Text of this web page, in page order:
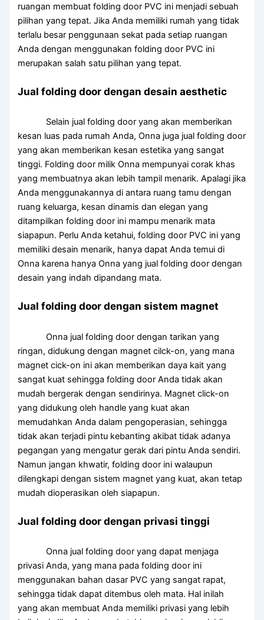
ruangan membuat folding door PVC ini menjadi sebuah
pilihan yang tepat. Jika Anda memiliki rumah yang tidak
terlalu besar penggunaan sekat pada setiap ruangan
Anda dengan menggunakan folding door PVC ini
merupakan salah satu pilihan yang tepat.
Jual folding door dengan desain aesthetic
Selain jual folding door yang akan memberikan
kesan luas pada rumah Anda, Onna juga jual folding door
yang akan memberikan kesan estetika yang sangat
tinggi. Folding door milik Onna mempunyai corak khas
yang membuatnya akan lebih tampil menarik. Apalagi jika
Anda menggunakannya di antara ruang tamu dengan
ruang keluarga, kesan dinamis dan elegan yang
ditampilkan folding door ini mampu menarik mata
siapapun. Perlu Anda ketahui, folding door PVC ini yang
memiliki desain menarik, hanya dapat Anda temui di
Onna karena hanya Onna yang jual folding door dengan
desain yang indah dipandang mata.
Jual folding door dengan sistem magnet
Onna jual folding door dengan tarikan yang
ringan, didukung dengan magnet cilck-on, yang mana
magnet cick-on ini akan memberikan daya kait yang
sangat kuat sehingga folding door Anda tidak akan
mudah bergerak dengan sendirinya. Magnet click-on
yang didukung oleh handle yang kuat akan
memudahkan Anda dalam pengoperasian, sehingga
tidak akan terjadi pintu kebanting akibat tidak adanya
pegangan yang mengatur gerak dari pintu Anda sendiri.
Namun jangan khwatir, folding door ini walaupun
dilengkapi dengan sistem magnet yang kuat, akan tetap
mudah dioperasikan oleh siapapun.
Jual folding door dengan privasi tinggi
Onna jual folding door yang dapat menjaga
privasi Anda, yang mana pada folding door ini
menggunakan bahan dasar PVC yang sangat rapat,
sehingga tidak dapat ditembus oleh mata. Hal inilah
yang akan membuat Anda memiliki privasi yang lebih